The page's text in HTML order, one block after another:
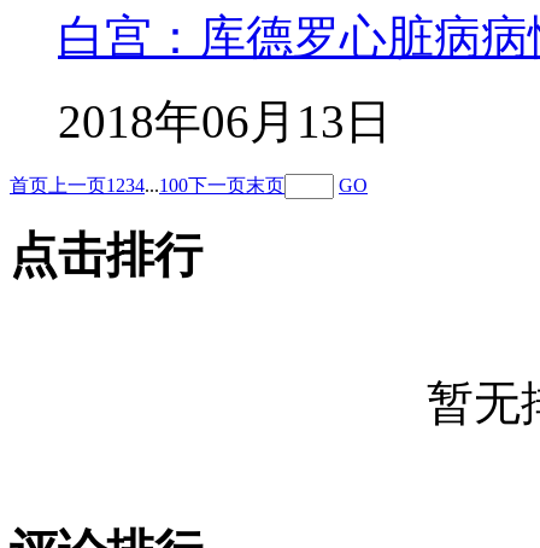
白宫：库德罗心脏病
2018年06月13日
首页 上一页1 234...100下一页末页 GO
点击排行
暂无